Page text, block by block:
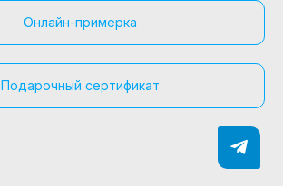
Онлайн-примерка
Подарочный сертификат